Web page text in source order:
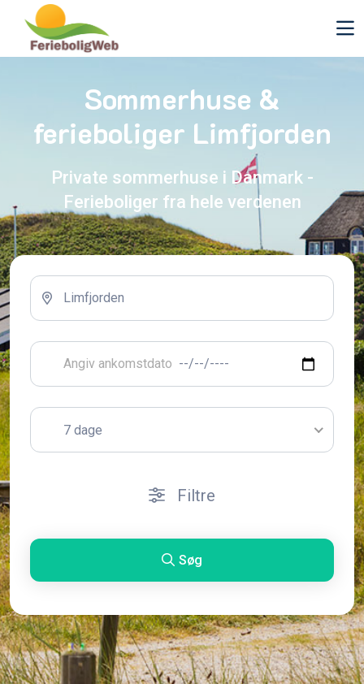
Sommerhuse &
ferieboliger Limfjorden
Private sommerhuse i Danmark -
Ferieboliger fra hele verdenen
7 dage
Filtre
Søg